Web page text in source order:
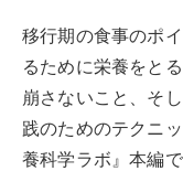
移行期の食事のポ
るために栄養をと
崩さないこと、そ
践のためのテクニ
養科学ラボ』本編で